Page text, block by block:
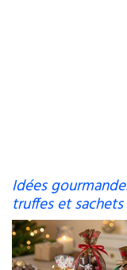
Idées
truffes et